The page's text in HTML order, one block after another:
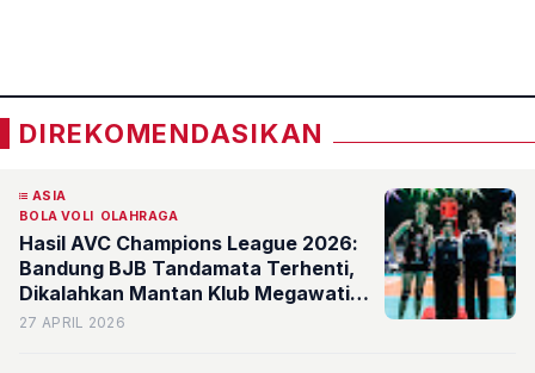
DIREKOMENDASIKAN
ASIA
BOLA VOLI OLAHRAGA
Hasil AVC Champions League 2026:
Bandung BJB Tandamata Terhenti,
Dikalahkan Mantan Klub Megawati
Hangestri
27 APRIL 2026